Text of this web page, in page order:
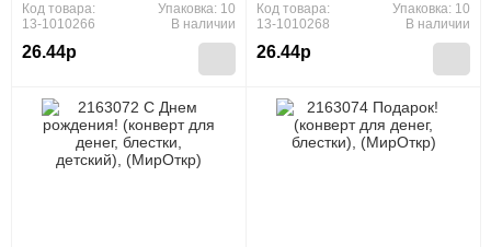
Код товара:
13-1010266
26.44р
Упаковка: 10
В наличии
Код товара:
13-1010268
26.44р
Упаковка: 10
В наличии